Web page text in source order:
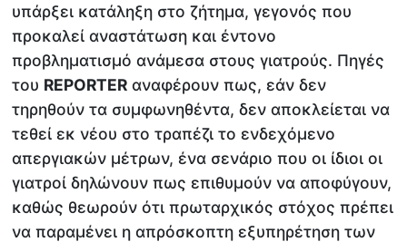
υπάρξει κατάληξη στο ζήτημα, γεγονός που
προκαλεί αναστάτωση και έντονο
προβληματισμό ανάμεσα στους γιατρούς. Πηγές
του REPORTER αναφέρουν πως, εάν δεν
τηρηθούν τα συμφωνηθέντα, δεν αποκλείεται να
τεθεί εκ νέου στο τραπέζι το ενδεχόμενο
απεργιακών μέτρων, ένα σενάριο που οι ίδιοι οι
γιατροί δηλώνουν πως επιθυμούν να αποφύγουν,
καθώς θεωρούν ότι πρωταρχικός στόχος πρέπει
να παραμένει η απρόσκοπτη εξυπηρέτηση των